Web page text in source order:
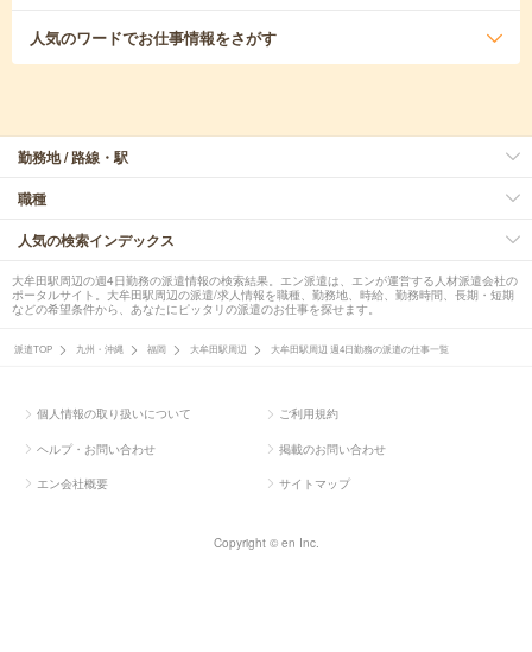
人気のワードでお仕事情報をさがす
勤務地 / 路線・駅
職種
人気の検索インデックス
大牟田駅周辺の週4日勤務の派遣情報の検索結果。エン派遣は、エンが運営する人材派遣会社の
ポータルサイト。大牟田駅周辺の派遣/求人情報を職種、勤務地、時給、勤務時間、長期・短期
などの希望条件から、あなたにピッタリの派遣のお仕事を探せます。
派遣TOP 九州・沖縄 福岡 大牟田駅周辺 大牟田駅周辺 週4日勤務の派遣の仕事一覧
個人情報の取り扱いについて ご利用規約
ヘルプ・お問い合わせ 掲載のお問い合わせ
エン会社概要 サイトマップ
Copyright © en Inc.